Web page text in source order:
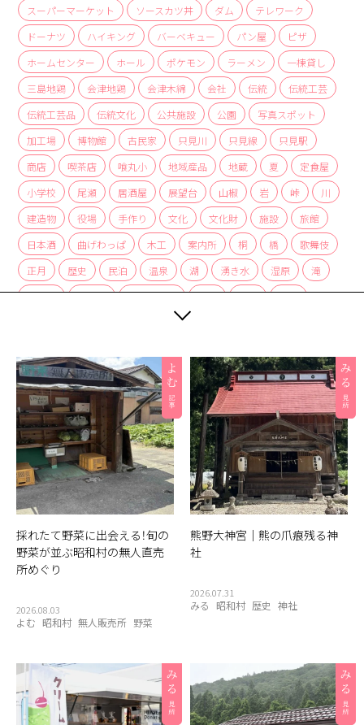
スーパーマーケット
ソースカツ丼 ダム
テレワーク
ドーナツ
ハイキング バーベキュー パン屋
ピザ
ホームセンター
ホール ポケモン ラーメン
一棟貸し
三島地鶏
会津地鶏 会津木綿 会社 伝統
伝統工芸
伝統工芸品
伝統文化 公共施設 公園
写真スポット
加工場
博物館 古民家 只見川 只見線
只見駅
商店
喫茶店 喰丸小 地域産品 地蔵 夏
定食屋
小学校
尾瀬 居酒屋 展望台 山椒 岩 峠
川
建造物
役場 手作り 文化 文化財 施設
旅館
日本酒
曲げわっぱ 木工 案内所 桐 橋
歌舞伎
正月
歴史 民泊 温泉 湖 湧き水 湿原
滝
炭酸水
炭酸泉 無人販売所 着物 神社
紅茶
編み組み細工
観光案内所
観光物産協会 豆腐 赤カボチャ
足湯
道の駅
郵便局 重要文化財 野菜 釣り
銀行
集落
雑貨 霧幻峡 霧幻峡の渡し 風景
食堂
飲食店
餅
採れたて野菜に出会える！旬の
野菜が並ぶ昭和村の無人直売
所めぐり
2026.08.03
よむ 昭和村 無人販売所 野菜
熊野大神宮｜熊の爪痕残る神
社
2026.07.31
みる 昭和村 歴史 神社